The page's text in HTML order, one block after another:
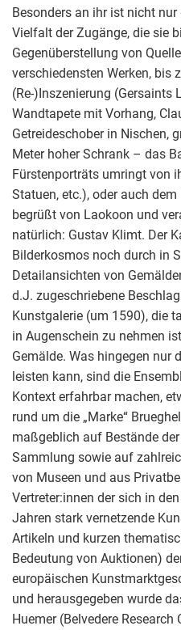
Besonders an ihr ist nicht
Vielfalt der Zugänge, die sie
Gegenüberstellung von
verschiedensten Werken, bis
(Re-)Inszenierung
Wandtapete mit Vorhang,
Getreideschober in Nischen,
Meter hoher Schrank – das
Fürstenporträts umringt von
Statuen, etc.), oder auch
begrüßt von Laokoon und
natürlich: Gustav Klimt. Der
Bilderkosmos noch durch in
Detailansichten von
d.J. zugeschriebene
Kunstgalerie (um 1590), die
in Augenschein zu nehmen
Gemälde. Was hingegen nur
leisten kann, sind die
Kontext erfahrbar machen,
rund um die „Marke“
maßgeblich auf Bestände
Sammlung sowie auf
von Museen und aus
Vertreter:innen der sich in
Jahren stark vernetzende
Artikeln und kurzen
Bedeutung von Auktionen)
europäischen
und herausgegeben wurde
Huemer (Belvedere